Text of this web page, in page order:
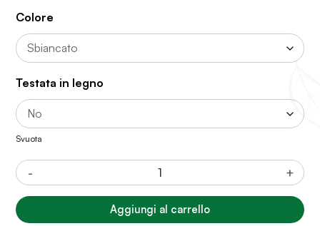
Colore
Testata in legno
Svuota
Armony
Bed
quantità
- +
Aggiungi al carrello